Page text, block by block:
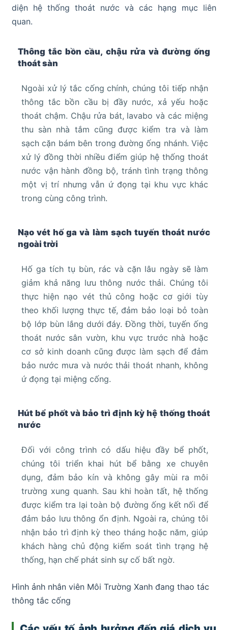
diện hệ thống thoát nước và các hạng mục liên
quan.
Thông tắc bồn cầu, chậu rửa và đường ống
thoát sàn
Ngoài xử lý tắc cống chính, chúng tôi tiếp nhận
thông tắc bồn cầu bị đầy nước, xả yếu hoặc
thoát chậm. Chậu rửa bát, lavabo và các miệng
thu sàn nhà tắm cũng được kiểm tra và làm
sạch cặn bám bên trong đường ống nhánh. Việc
xử lý đồng thời nhiều điểm giúp hệ thống thoát
nước vận hành đồng bộ, tránh tình trạng thông
một vị trí nhưng vẫn ứ đọng tại khu vực khác
trong cùng công trình.
Nạo vét hố ga và làm sạch tuyến thoát nước
ngoài trời
Hố ga tích tụ bùn, rác và cặn lâu ngày sẽ làm
giảm khả năng lưu thông nước thải. Chúng tôi
thực hiện nạo vét thủ công hoặc cơ giới tùy
theo khối lượng thực tế, đảm bảo loại bỏ toàn
bộ lớp bùn lắng dưới đáy. Đồng thời, tuyến ống
thoát nước sân vườn, khu vực trước nhà hoặc
cơ sở kinh doanh cũng được làm sạch để đảm
bảo nước mưa và nước thải thoát nhanh, không
ứ đọng tại miệng cống.
Hút bể phốt và bảo trì định kỳ hệ thống thoát
nước
Đối với công trình có dấu hiệu đầy bể phốt,
chúng tôi triển khai hút bể bằng xe chuyên
dụng, đảm bảo kín và không gây mùi ra môi
trường xung quanh. Sau khi hoàn tất, hệ thống
được kiểm tra lại toàn bộ đường ống kết nối để
đảm bảo lưu thông ổn định. Ngoài ra, chúng tôi
nhận bảo trì định kỳ theo tháng hoặc năm, giúp
khách hàng chủ động kiểm soát tình trạng hệ
thống, hạn chế phát sinh sự cố bất ngờ.
Hình ảnh nhân viên Môi Trường Xanh đang thao tác
thông tắc cống